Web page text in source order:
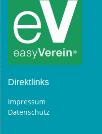
Direktlinks
Impressum
Datenschutz